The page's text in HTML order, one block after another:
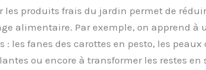
les produits frais du jardin permet de
alimentaire. Par exemple, on apprend à
: les fanes des carottes en pesto, les
ou encore à transformer les restes en